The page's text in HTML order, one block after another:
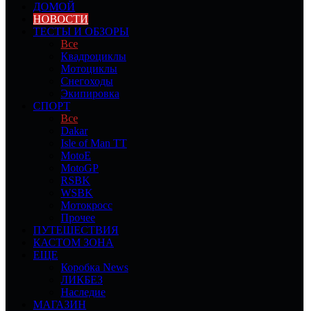
ДОМОЙ
НОВОСТИ
ТЕСТЫ И ОБЗОРЫ
Все
Квадроциклы
Мотоциклы
Снегоходы
Экипировка
СПОРТ
Все
Dakar
Isle of Man TT
MotoE
MotoGP
RSBK
WSBK
Мотокросс
Прочее
ПУТЕШЕСТВИЯ
КАСТОМ ЗОНА
ЕЩЕ
Коробка News
ЛИКБЕЗ
Наследие
МАГАЗИН